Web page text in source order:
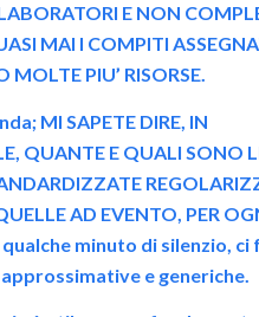
E NON
MAI I COMPITI
MOLTE PIU’ RISORSE.
MI SAPETE DIRE, IN
QUANTE E QUALI SONO
AD EVENTO, PER
minuto di silenzio, ci
e generiche.